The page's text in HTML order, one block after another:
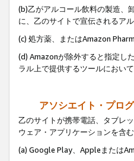
(b)乙がアルコール飲料の製造、
に、乙のサイトで宣伝されるアル
(c) 処方薬、またはAmazon
(d) Amazonが除外すると指定し
ラル上で提供するツールにおい
アソシエイト・プロ
乙のサイトが携帯電話、タブレ
ウェア・アプリケーションを含
(a) Google Play、Appleまたは